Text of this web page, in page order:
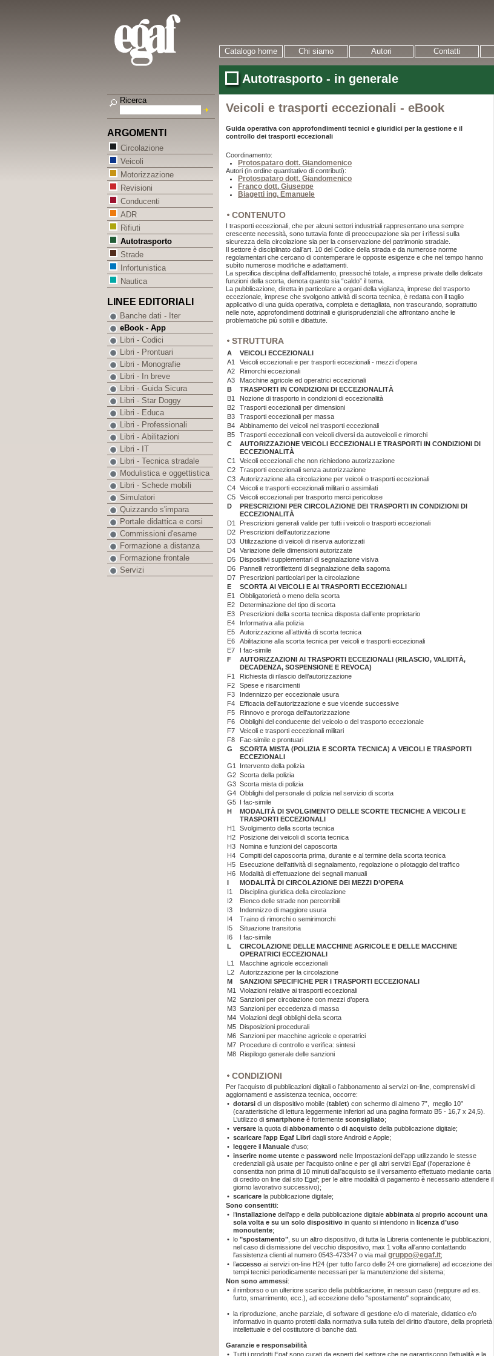
Catalogo home Chi siamo Autori Contatti
Autotrasporto - in generale
Veicoli e trasporti eccezionali - eBook
Guida operativa con approfondimenti tecnici e giuridici per la gestione e il
controllo dei trasporti eccezionali
Coordinamento:
Protospataro dott. Giandomenico
Autori (in ordine quantitativo di contributi):
Protospataro dott. Giandomenico
Franco dott. Giuseppe
Biagetti ing. Emanuele
CONTENUTO
I trasporti eccezionali, che per alcuni settori industriali rappresentano una sempre
crescente necessità, sono tuttavia fonte di preoccupazione sia per i riflessi sulla
sicurezza della circolazione sia per la conservazione del patrimonio stradale.
Il settore è disciplinato dall’art. 10 del Codice della strada e da numerose norme
regolamentari che cercano di contemperare le opposte esigenze e che nel tempo hanno
subìto numerose modifiche e adattamenti.
La specifica disciplina dell’affidamento, pressoché totale, a imprese private delle delicate
funzioni della scorta, denota quanto sia “caldo” il tema.
La pubblicazione, diretta in particolare a organi della vigilanza, imprese del trasporto
eccezionale, imprese che svolgono attività di scorta tecnica, è redatta con il taglio
applicativo di una guida operativa, completa e dettagliata, non trascurando, soprattutto
nelle note, approfondimenti dottrinali e giurisprudenziali che affrontano anche le
problematiche più sottili e dibattute.
STRUTTURA
A
VEICOLI ECCEZIONALI
A1
Veicoli eccezionali e per trasporti eccezionali - mezzi d’opera
A2
Rimorchi eccezionali
A3
Macchine agricole ed operatrici eccezionali
B
TRASPORTI IN CONDIZIONI DI ECCEZIONALITÀ
B1
Nozione di trasporto in condizioni di eccezionalità
B2
Trasporti eccezionali per dimensioni
B3
Trasporti eccezionali per massa
B4
Abbinamento dei veicoli nei trasporti eccezionali
B5
Trasporti eccezionali con veicoli diversi da autoveicoli e rimorchi
C
AUTORIZZAZIONE VEICOLI ECCEZIONALI E TRASPORTI IN CONDIZIONI DI
ECCEZIONALITÀ
C1
Veicoli eccezionali che non richiedono autorizzazione
C2 Trasporti eccezionali senza autorizzazione
C3 Autorizzazione alla circolazione per veicoli o trasporti eccezionali
C4 Veicoli e trasporti eccezionali militari o assimilati
C5 Veicoli eccezionali per trasporto merci pericolose
D
PRESCRIZIONI PER CIRCOLAZIONE DEI TRASPORTI IN CONDIZIONI DI
ECCEZIONALITÀ
D1
Prescrizioni generali valide per tutti i veicoli o trasporti eccezionali
D2
Prescrizioni dell’autorizzazione
D3 Utilizzazione di veicoli di riserva autorizzati
D4 Variazione delle dimensioni autorizzate
D5
Dispositivi supplementari di segnalazione visiva
D6
Pannelli retroriflettenti di segnalazione della sagoma
D7
Prescrizioni particolari per la circolazione
E
SCORTA AI VEICOLI E AI TRASPORTI ECCEZIONALI
E1
Obbligatorietà o meno della scorta
E2
Determinazione del tipo di scorta
E3
Prescrizioni della scorta tecnica disposta dall’ente proprietario
E4
Informativa alla polizia
E5
Autorizzazione all’attività di scorta tecnica
E6
Abilitazione alla scorta tecnica per veicoli e trasporti eccezionali
E7
I fac-simile
F
AUTORIZZAZIONI AI TRASPORTI ECCEZIONALI (RILASCIO, VALIDITÀ,
DECADENZA, SOSPENSIONE E REVOCA)
F1
Richiesta di rilascio dell’autorizzazione
F2
Spese e risarcimenti
F3
Indennizzo per eccezionale usura
F4
Efficacia dell’autorizzazione e sue vicende successive
F5
Rinnovo e proroga dell’autorizzazione
F6
Obblighi del conducente del veicolo o del trasporto eccezionale
F7
Veicoli e trasporti eccezionali militari
F8
Fac-simile e prontuari
G
SCORTA MISTA (POLIZIA E SCORTA TECNICA) A VEICOLI E TRASPORTI
ECCEZIONALI
G1
Intervento della polizia
G2 Scorta della polizia
G3 Scorta mista di polizia
G4 Obblighi del personale di polizia nel servizio di scorta
G5 I fac-simile
H
MODALITÀ DI SVOLGIMENTO DELLE SCORTE TECNICHE A VEICOLI E
TRASPORTI ECCEZIONALI
H1
Svolgimento della scorta tecnica
H2
Posizione dei veicoli di scorta tecnica
H3
Nomina e funzioni del caposcorta
H4 Compiti del caposcorta prima, durante e al termine della scorta tecnica
H5
Esecuzione dell’attività di segnalamento, regolazione o pilotaggio del traffico
H6
Modalità di effettuazione dei segnali manuali
I
MODALITÀ DI CIRCOLAZIONE DEI MEZZI D’OPERA
I1
Disciplina giuridica della circolazione
I2
Elenco delle strade non percorribili
I3
Indennizzo di maggiore usura
I4
Traino di rimorchi o semirimorchi
I5
Situazione transitoria
I6
I fac-simile
L
CIRCOLAZIONE DELLE MACCHINE AGRICOLE E DELLE MACCHINE
OPERATRICI ECCEZIONALI
L1
Macchine agricole eccezionali
L2
Autorizzazione per la circolazione
M
SANZIONI SPECIFICHE PER I TRASPORTI ECCEZIONALI
M1
Violazioni relative ai trasporti eccezionali
M2 Sanzioni per circolazione con mezzi d’opera
M3 Sanzioni per eccedenza di massa
M4 Violazioni degli obblighi della scorta
M5 Disposizioni procedurali
M6 Sanzioni per macchine agricole e operatrici
M7 Procedure di controllo e verifica: sintesi
M8 Riepilogo generale delle sanzioni
CONDIZIONI
Per l’acquisto di pubblicazioni digitali o l’abbonamento ai servizi on-line, comprensivi di
aggiornamenti e assistenza tecnica, occorre:
• dotarsi di un dispositivo mobile (tablet) con schermo di almeno 7”, meglio 10”
(caratteristiche di lettura leggermente inferiori ad una pagina formato B5 - 16,7 x 24,5).
L’utilizzo di smartphone è fortemente sconsigliato;
• versare la quota di abbonamento o di acquisto della pubblicazione digitale;
• scaricare l'app Egaf Libri dagli store Android e Apple;
• leggere il Manuale d'uso;
• inserire nome utente e password nelle Impostazioni dell'app utilizzando le stesse
credenziali già usate per l'acquisto online e per gli altri servizi Egaf (l'operazione è
consentita non prima di 10 minuti dall'acquisto se il versamento effettuato mediante carta
di credito on line dal sito Egaf; per le altre modalità di pagamento è necessario attendere il
giorno lavorativo successivo);
• scaricare la pubblicazione digitale;
Sono consentiti:
• l’installazione dell’app e della pubblicazione digitale abbinata al proprio account una
sola volta e su un solo dispositivo in quanto si intendono in licenza d’uso
monoutente;
• lo "spostamento" , su un altro dispositivo, di tutta la Libreria contenente le pubblicazioni,
nel caso di dismissione del vecchio dispositivo, max 1 volta all'anno contattando
l'assistenza clienti al numero 0543-473347 o via mail gruppo@egaf.it;
• l’accesso ai servizi on-line H24 (per tutto l’arco delle 24 ore giornaliere) ad eccezione dei
tempi tecnici periodicamente necessari per la manutenzione del sistema;
Non sono ammessi:
• il rimborso o un ulteriore scarico della pubblicazione, in nessun caso (neppure ad es.
furto, smarrimento, ecc.), ad eccezione dello "spostamento" sopraindicato;
• la riproduzione, anche parziale, di software di gestione e/o di materiale, didattico e/o
informativo in quanto protetti dalla normativa sulla tutela del diritto d’autore, della proprietà
intellettuale e del costitutore di banche dati.
Garanzie e responsabilità
• Tutti i prodotti Egaf sono curati da esperti del settore che ne garantiscono l’attualità e la
Ricerca
ARGOMENTI
Circolazione
Veicoli
Motorizzazione
Revisioni
Conducenti
ADR
Rifiuti
Autotrasporto
Strade
Infortunistica
Nautica
LINEE EDITORIALI
Banche dati - Iter
eBook - App
Libri - Codici
Libri - Prontuari
Libri - Monografie
Libri - In breve
Libri - Guida Sicura
Libri - Star Doggy
Libri - Educa
Libri - Professionali
Libri - Abilitazioni
Libri - IT
Libri - Tecnica stradale
Modulistica e oggettistica
Libri - Schede mobili
Simulatori
Quizzando s'impara
Portale didattica e corsi
Commissioni d'esame
Formazione a distanza
Formazione frontale
Servizi